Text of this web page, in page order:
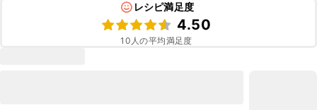
レシピ満足度
4.50
10 人の平均満足度